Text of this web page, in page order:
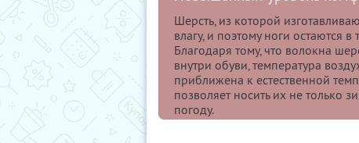
Шерсть, из которой
влагу, и поэтому ноги остаются в
Благодаря тому, что волокна
внутри обуви, температура
приближена к естественной
позволяет носить их не только
погоду.